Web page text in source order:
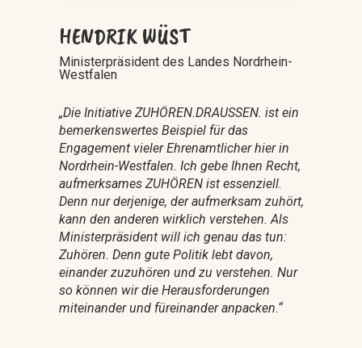
HENDRIK WÜST
Ministerpräsident des Landes Nordrhein-
Westfalen
„Die Initiative ZUHÖREN.DRAUSSEN. ist ein
bemerkenswertes Beispiel für das
Engagement vieler Ehrenamtlicher hier in
Nordrhein-Westfalen. Ich gebe Ihnen Recht,
aufmerksames ZUHÖREN ist essenziell.
Denn nur derjenige, der aufmerksam zuhört,
kann den anderen wirklich verstehen. Als
Ministerpräsident will ich genau das tun:
Zuhören. Denn gute Politik lebt davon,
einander zuzuhören und zu verstehen. Nur
so können wir die Herausforderungen
miteinander und füreinander anpacken.“